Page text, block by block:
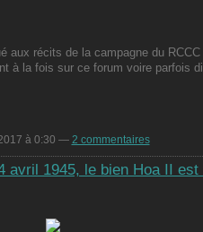
aux récits de la campagne du RCCC
à la fois sur ce forum voire parfois
à 0:30 — 2 commentaires
avril 1945, le bien Hoa II